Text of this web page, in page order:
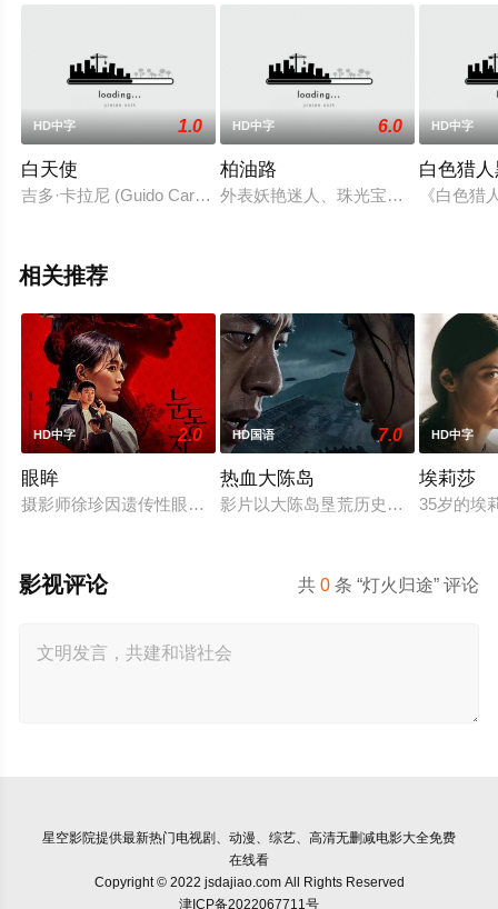
HD中字 1.0
白天使
吉多·卡拉尼 (Guido Carani) 是一位出身贵族的工程师，他刚刚
HD中字 6.0
柏油路
外表妖艳迷人、珠光宝气的年轻女子
HD中字
白色猎
《白色猎
相关推荐
HD中字 2.0
眼眸
摄影师徐珍因遗传性眼病，视力正在一天天衰退。双胞胎妹妹
HD国语 7.0
热血大陈岛
影片以大陈岛垦荒历史为创作底色，
HD中字
埃莉莎
35岁的埃
共0 条 “灯火归途” 评论
影视评论
星空影院提供最新热门电视剧、动漫、综艺、高清无删减电影大全免费
在线看
Copyright © 2022 jsdajiao.com All Rights Reserved
津ICP备2022067711号